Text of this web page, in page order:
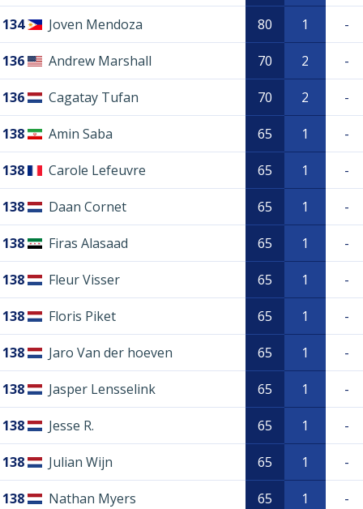
134 Joven Mendoza 80 1 -
136 Andrew Marshall 70 2 -
136 Cagatay Tufan 70 2 -
138 Amin Saba 65 1 -
138 Carole Lefeuvre 65 1 -
138 Daan Cornet 65 1 -
138 Firas Alasaad 65 1 -
138 Fleur Visser 65 1 -
138 Floris Piket 65 1 -
138 Jaro Van der hoeven 65 1 -
138 Jasper Lensselink 65 1 -
138 Jesse R. 65 1 -
138 Julian Wijn 65 1 -
138 Nathan Myers 65 1 -